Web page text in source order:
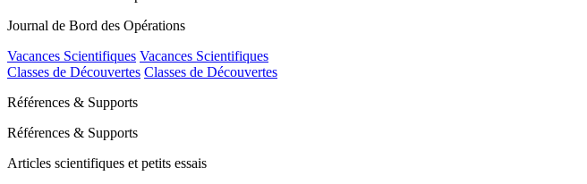
Journal de Bord des Opérations
Vacances Scientifiques Vacances Scientifiques
Classes de Découvertes Classes de Découvertes
Références & Supports
Références & Supports
Articles scientifiques et petits essais